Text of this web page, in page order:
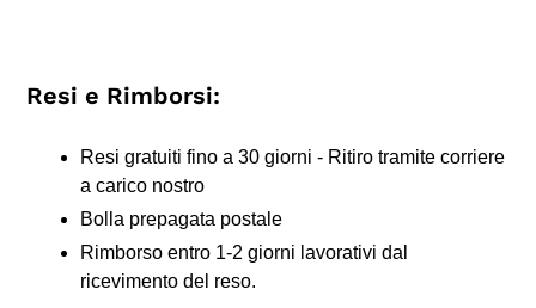
Resi e Rimborsi:
Resi gratuiti fino a 30 giorni - Ritiro tramite corriere
a carico nostro
Bolla prepagata postale
Rimborso entro 1-2 giorni lavorativi dal
ricevimento del reso.